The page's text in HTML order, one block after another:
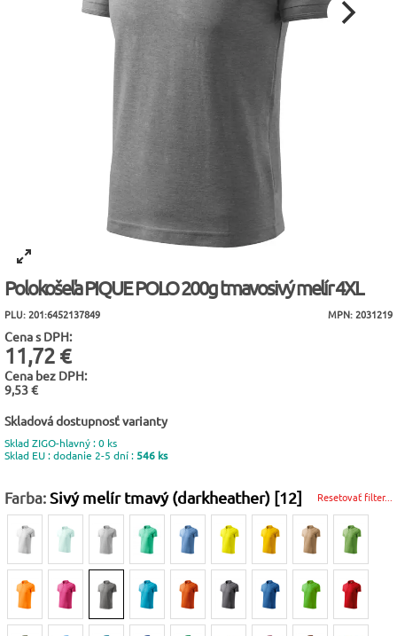
Polokošeľa PIQUE POLO 200g tmavosivý melír 4XL
PLU: 201:6452137849 MPN: 2031219
Cena s DPH:
11,72 €
Cena bez DPH:
9,53 €
Skladová dostupnosť varianty
Sklad ZIGO-hlavný : 0 ks
Sklad EU : dodanie 2-5 dní : 546 ks
Resetovať filter...
Farba:Sivý melír tmavý (darkheather) [12]